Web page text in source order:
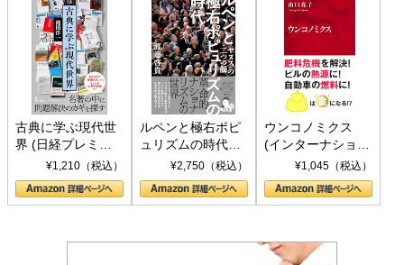
古典に学ぶ現代世
界 (日経プレミア
シリーズ)¥1,210（税込）
ルペンと極右ポピ
ュリズムの時代：
〈ヤヌス〉の二つ
の顔
¥2,750（税込）
ウンコノミクス
(インターナショナ
ル新書)¥1,045（税込）